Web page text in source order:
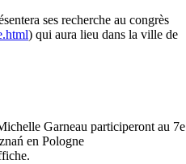
ses recherche au congrès
) qui aura lieu dans la ville de
Garneau participeront au 7e
en Pologne